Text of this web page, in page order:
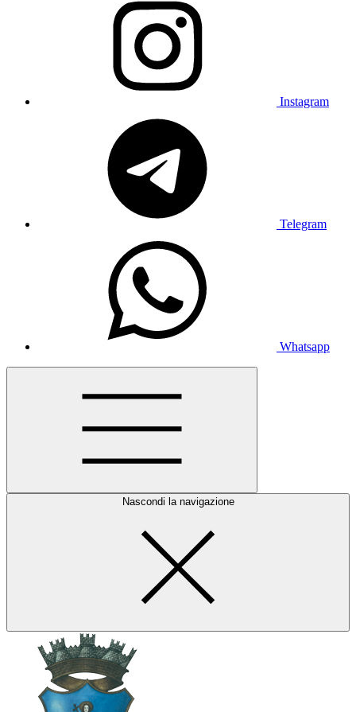
Instagram
Telegram
Whatsapp
Nascondi la navigazione